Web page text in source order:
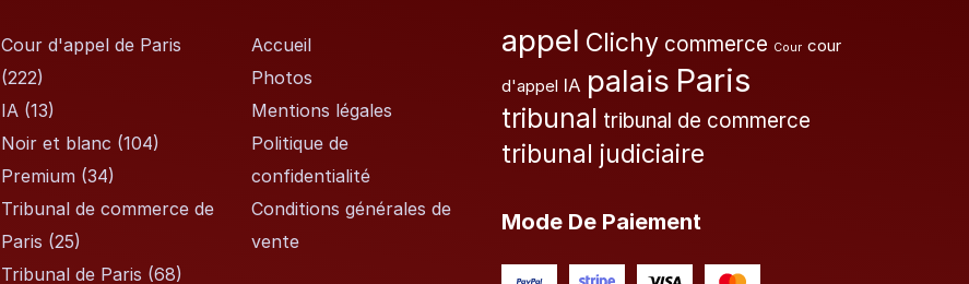
Cour d'appel de Paris
(222)
IA(13)
Noir et blanc (104)
Premium(34)
Tribunal de commerce de
Paris (25)
Tribunal de Paris (68)
Accueil
Photos
Mentions légales
Politique de
confidentialité
Conditions générales de
vente
appel Clichy commerce Cour cour
d'appel IA palais Paris
tribunal tribunal de commerce
tribunal judiciaire
Mode De Paiement